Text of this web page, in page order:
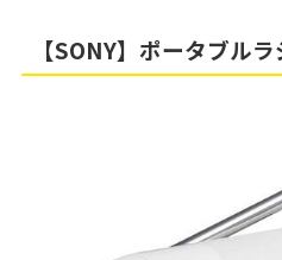
【SONY】ポータブルラ